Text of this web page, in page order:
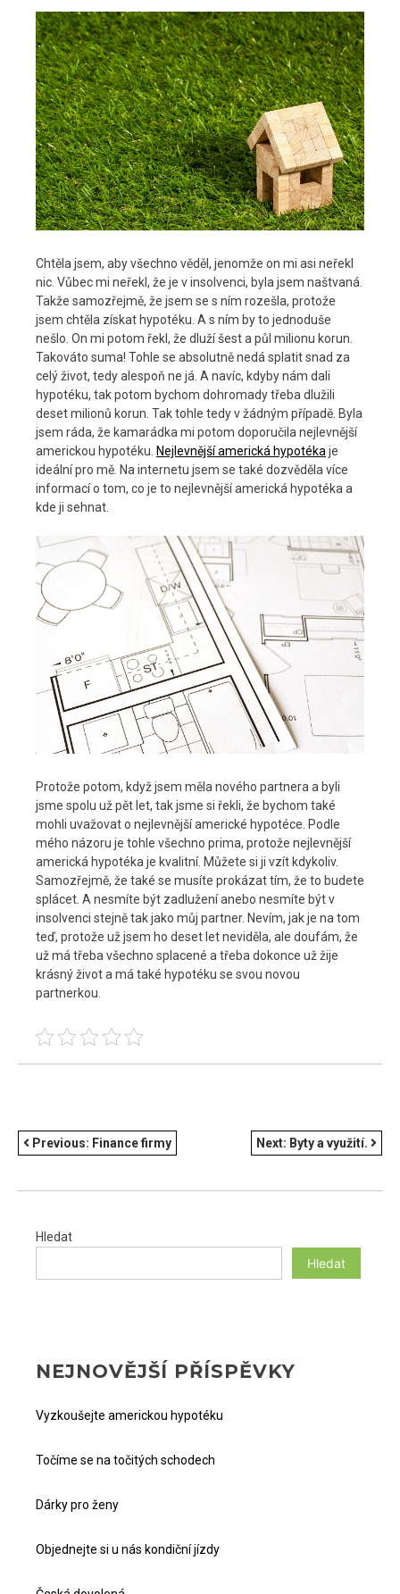
Chtěla jsem, aby všechno věděl, jenomže on mi asi neřekl
nic. Vůbec mi neřekl, že je v insolvenci, byla jsem naštvaná.
Takže samozřejmě, že jsem se s ním rozešla, protože
jsem chtěla získat hypotéku. A s ním by to jednoduše
nešlo. On mi potom řekl, že dluží šest a půl milionu korun.
Takováto suma! Tohle se absolutně nedá splatit snad za
celý život, tedy alespoň ne já. A navíc, kdyby nám dali
hypotéku, tak potom bychom dohromady třeba dlužili
deset milionů korun. Tak tohle tedy v žádným případě. Byla
jsem ráda, že kamarádka mi potom doporučila nejlevnější
americkou hypotéku. Nejlevnější americká hypotéka je
ideální pro mě. Na internetu jsem se také dozvěděla více
informací o tom, co je to nejlevnější americká hypotéka a
kde ji sehnat.
Protože potom, když jsem měla nového partnera a byli
jsme spolu už pět let, tak jsme si řekli, že bychom také
mohli uvažovat o nejlevnější americké hypotéce. Podle
mého názoru je tohle všechno prima, protože nejlevnější
americká hypotéka je kvalitní. Můžete si ji vzít kdykoliv.
Samozřejmě, že také se musíte prokázat tím, že to budete
splácet. A nesmíte být zadlužení anebo nesmíte být v
insolvenci stejně tak jako můj partner. Nevím, jak je na tom
teď, protože už jsem ho deset let neviděla, ale doufám, že
už má třeba všechno splacené a třeba dokonce už žije
krásný život a má také hypotéku se svou novou
partnerkou.
NAVIGACE
Previous: Finance firmy Next: Byty a využití.
Hledat
Hledat
NEJNOVĚJŠÍ PŘÍSPĚVKY
Vyzkoušejte americkou hypotéku
Točíme se na točitých schodech
Dárky pro ženy
Objednejte si u nás kondiční jízdy